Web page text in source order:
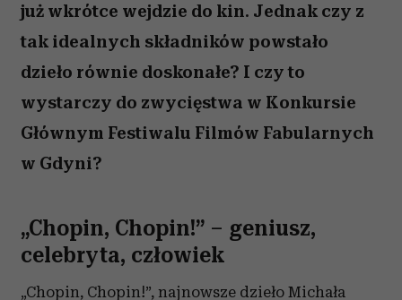
już wkrótce wejdzie do kin. Jednak czy z
tak idealnych składników powstało
dzieło równie doskonałe? I czy to
wystarczy do zwycięstwa w Konkursie
Głównym Festiwalu Filmów Fabularnych
w Gdyni?
„Chopin, Chopin!” – geniusz,
celebryta, człowiek
„Chopin, Chopin!”, najnowsze dzieło Michała